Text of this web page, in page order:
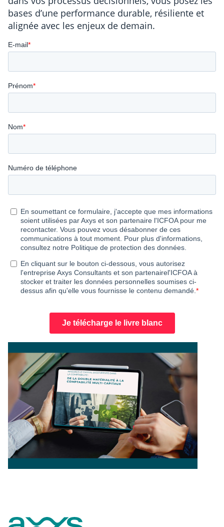
bases d’une performance durable, résiliente et
alignée avec les enjeux de demain.